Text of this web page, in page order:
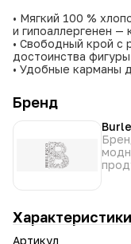
• Мягкий 100 %
и гипоаллергенен
• Свободный крой с
достоинства
• Удобные карманы
• Широкий
типов фигур — от
• Разнообразная
синий,
выбрать оттенок
Добавьте халат
Бренд
Характеристики
Артикул